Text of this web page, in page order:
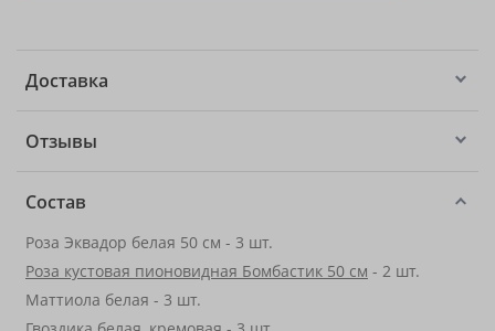
Доставка
Отзывы
Состав
Роза Эквадор белая 50 см - 3 шт.
Роза кустовая пионовидная Бомбастик 50 см - 2 шт.
Маттиола белая - 3 шт.